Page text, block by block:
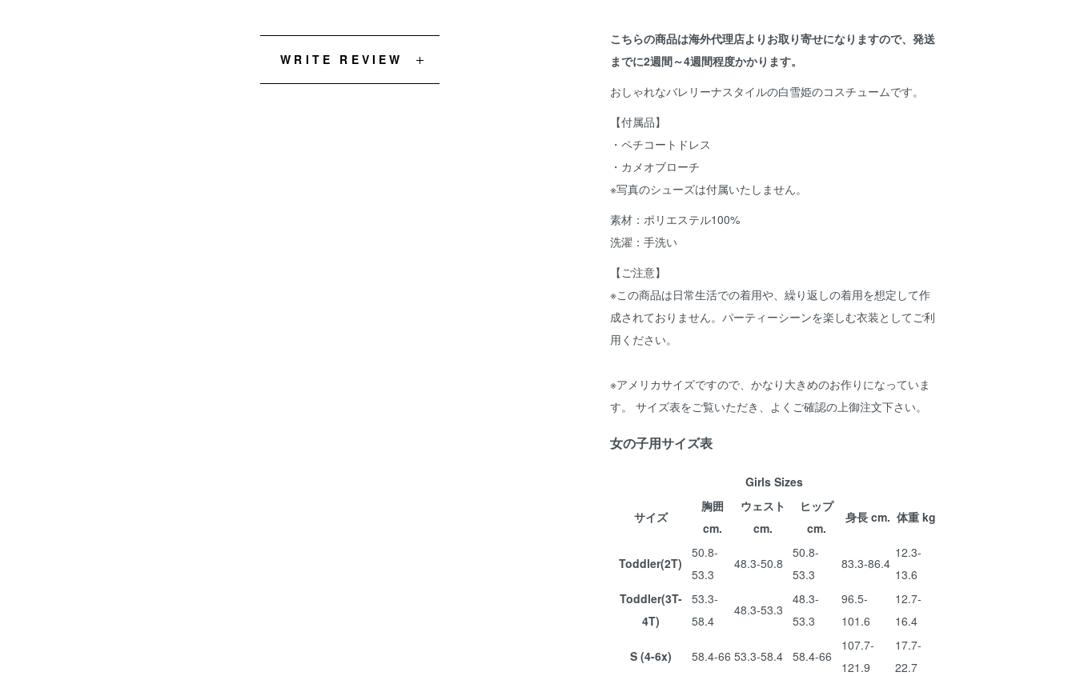
こちらの商品は海外代理店よりお取り寄せになりますので、発送
までに2週間～4週間程度かかります。
おしゃれなバレリーナスタイルの白雪姫のコスチュームです。
【付属品】
・ペチコートドレス
・カメオブローチ
※写真のシューズは付属いたしません。
素材：ポリエステル100%
洗濯：手洗い
【ご注意】
※この商品は日常生活での着用や、繰り返しの着用を想定して作
成されておりません。パーティーシーンを楽しむ衣装としてご利
用ください。
※アメリカサイズですので、かなり大きめのお作りになっていま
す。 サイズ表をご覧いただき、よくご確認の上御注文下さい。
女の子用サイズ表
Girls Sizes
サイズ
胸囲
cm.
ウェスト
cm.
ヒップ
cm.
身長 cm. 体重 kg
Toddler(2T)
50.8-
53.3
48.3-50.8
50.8-
53.3
83.3-86.4
12.3-
13.6
Toddler(3T-
4T)
53.3-
58.4
48.3-53.3
48.3-
53.3
96.5-
101.6
12.7-
16.4
S (4-6x) 58.4-66 53.3-58.4 58.4-66
107.7-
121.9
17.7-
22.7
WRITE REVIEW